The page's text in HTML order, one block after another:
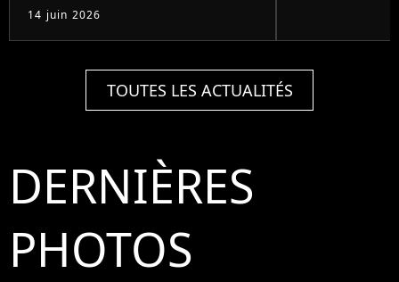
14 juin 2026
TOUTES LES ACTUALITÉS
DERNIÈRES
PHOTOS